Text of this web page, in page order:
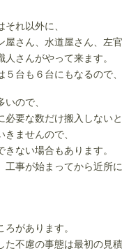
れ以外に、
屋さん、水道屋さん、左
さんがやって来ます。
台も６台にもなるので
ので、
要な数だけ搬入しない
ませんので、
ない場合もあります。
事が始まってから近所
があります。
不慮の事態は最初の見